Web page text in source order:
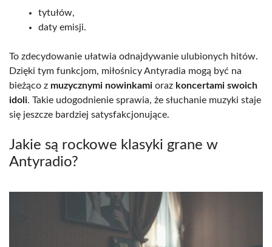
tytułów,
daty emisji.
To zdecydowanie ułatwia odnajdywanie ulubionych hitów.
Dzięki tym funkcjom, miłośnicy Antyradia mogą być na
bieżąco z muzycznymi nowinkami oraz koncertami swoich
idoli. Takie udogodnienie sprawia, że słuchanie muzyki staje
się jeszcze bardziej satysfakcjonujące.
Jakie są rockowe klasyki grane w
Antyradio?